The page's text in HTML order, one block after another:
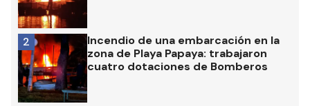
Incendio de una embarcación en la
zona de Playa Papaya: trabajaron
cuatro dotaciones de Bomberos
2